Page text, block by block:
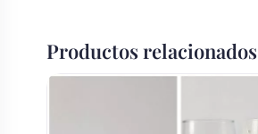
damas de honor
Productos relacionados